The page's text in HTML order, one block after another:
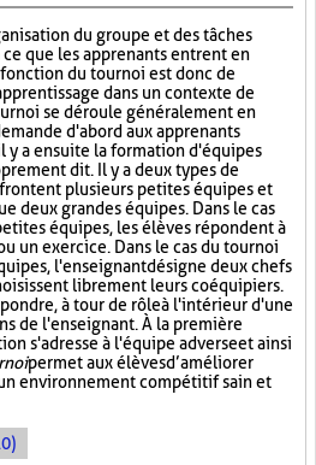
du groupe et des tâches
que les apprenants entrent en
du tournoi est donc de
dans un contexte de
se déroule généralement en
d'abord aux apprenants
y a ensuite la formation d'équipes
dit. Il y a deux types de
plusieurs petites équipes et
deux grandes équipes. Dans le cas
équipes, les élèves répondent à
un exercice. Dans le cas du tournoi
l'enseignant désigne deux chefs
librement leurs coéquipiers.
à tour de rôle à l'intérieur d'une
de l'enseignant. À la première
s'adresse à l'équipe adverse et ainsi
permet aux élèves d’améliorer
environnement compétitif sain et